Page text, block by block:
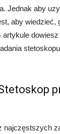
Jednak aby
aby wiedzieć,
artykule
najczęstszych